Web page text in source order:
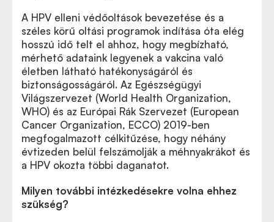
A HPV elleni védőoltások bevezetése és a
széles körű oltási programok indítása óta elég
hosszú idő telt el ahhoz, hogy megbízható,
mérhető adataink legyenek a vakcina való
életben látható hatékonyságáról és
biztonságosságáról. Az Egészségügyi
Világszervezet (World Health Organization,
WHO) és az Európai Rák Szervezet (European
Cancer Organization, ECCO) 2019-ben
megfogalmazott célkitűzése, hogy néhány
évtizeden belül felszámolják a méhnyakrákot és
a HPV okozta többi daganatot.
Milyen további intézkedésekre volna ehhez
szükség?